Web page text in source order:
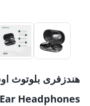
Headphones